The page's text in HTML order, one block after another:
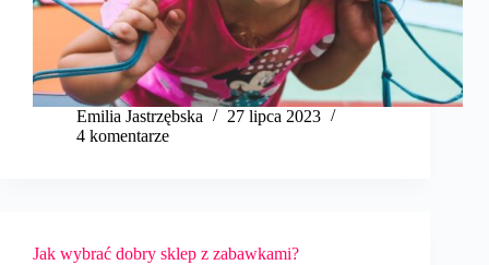
Emilia Jastrzębska
27 lipca 2023
4 komentarze
Jak wybrać dobry sklep z zabawkami?